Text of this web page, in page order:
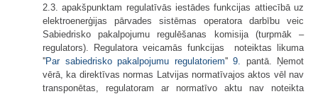
2.3. apakšpunktam regulatīvās iestādes funkcijas attiecībā uz
elektroenerģijas pārvades sistēmas operatora darbību veic
Sabiedrisko pakalpojumu regulēšanas komisija (turpmāk –
regulators). Regulatora veicamās funkcijas noteiktas likuma
''Par sabiedrisko pakalpojumu regulatoriem'' 9.
pantā. Ņemot
vērā, ka direktīvas normas Latvijas normatīvajos aktos vēl nav
transponētas, regulatoram ar normatīvo aktu nav noteikta